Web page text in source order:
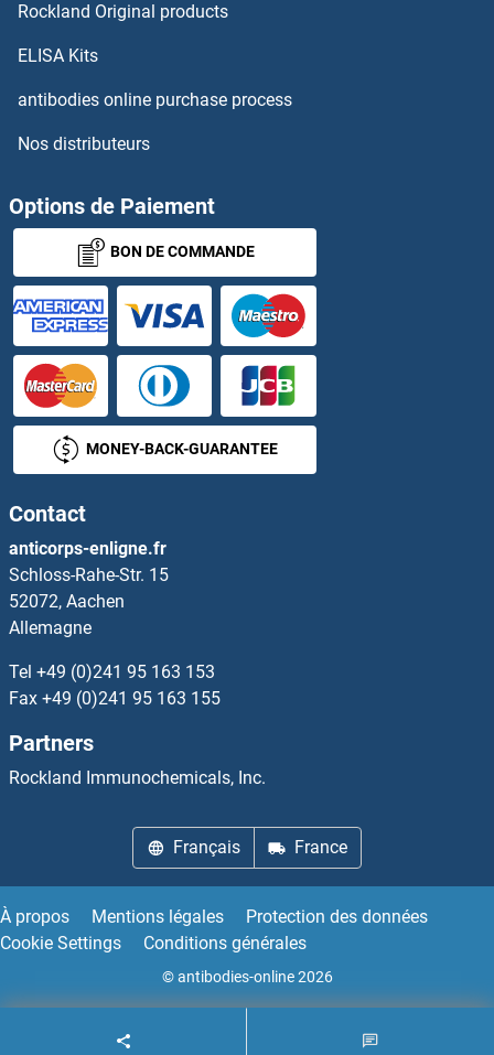
Rockland Original products
ELISA Kits
antibodies online purchase process
Nos distributeurs
Options de Paiement
BON DE COMMANDE
MONEY-BACK-GUARANTEE
Contact
anticorps-enligne.fr
Schloss-Rahe-Str. 15
52072, Aachen
Allemagne
Tel +49 (0)241 95 163 153
Fax +49 (0)241 95 163 155
Partners
Rockland Immunochemicals, Inc.
Français France
À propos Mentions légales
Protection des données
Cookie Settings
Conditions générales
© antibodies-online 2026